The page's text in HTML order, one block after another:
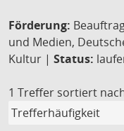
Förderung:
und Medien,
Kultur | Status:
1 Treffer sortiert